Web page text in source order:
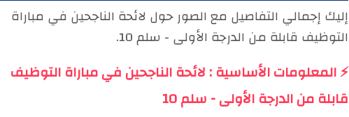
إليك إجمالي التفاصيل مع الصور حول لائحة الناجحين في مباراة
التوظيف قابلة من الدرجة الأولى - سلم 10.
⚡ المعلومات الأساسية : لائحة الناجحين في مباراة التوظيف
قابلة من الدرجة الأولى - سلم 10